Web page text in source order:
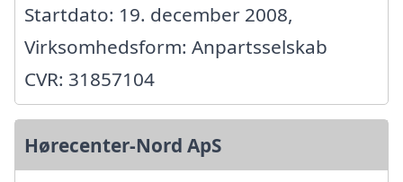
Startdato: 19. december 2008,
Virksomhedsform: Anpartsselskab
CVR: 31857104
Hørecenter-Nord ApS